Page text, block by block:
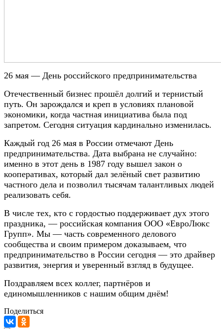
26 мая — День российского предпринимательства
Отечественный бизнес прошёл долгий и тернистый
путь. Он зарождался и креп в условиях плановой
экономики, когда частная инициатива была под
запретом. Сегодня ситуация кардинально изменилась.
Каждый год 26 мая в России отмечают День
предпринимательства. Дата выбрана не случайно:
именно в этот день в 1987 году вышел закон о
кооперативах, который дал зелёный свет развитию
частного дела и позволил тысячам талантливых людей
реализовать себя.
В числе тех, кто с гордостью поддерживает дух этого
праздника, — российская компания ООО «ЕвроЛюкс
Групп». Мы — часть современного делового
сообщества и своим примером доказываем, что
предпринимательство в России сегодня — это драйвер
развития, энергия и уверенный взгляд в будущее.
Поздравляем всех коллег, партнёров и
единомышленников с нашим общим днём!
Поделиться